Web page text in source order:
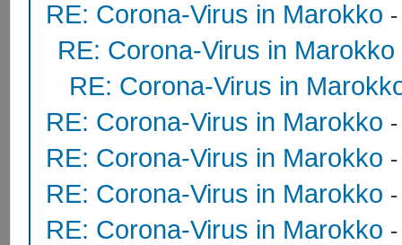
RE: Corona-Virus in Marokko
RE: Corona-Virus in Marokko
RE: Corona-Virus in
RE: Corona-Virus in Marokko
RE: Corona-Virus in Marokko
RE: Corona-Virus in Marokko
RE: Corona-Virus in Marokko